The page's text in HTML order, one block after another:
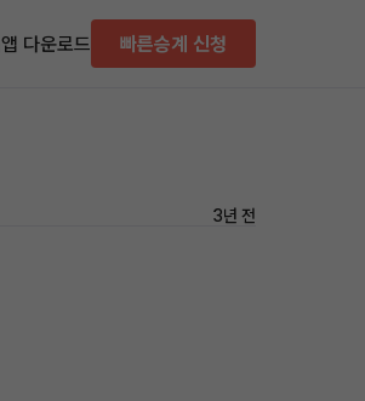
앱 다운로드 빠른승계 신청
3년 전